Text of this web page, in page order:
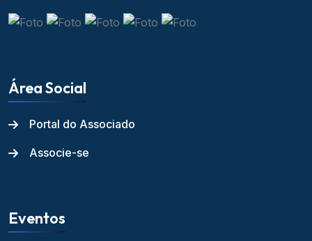
Área Social
Portal do Associado
Associe-se
Eventos